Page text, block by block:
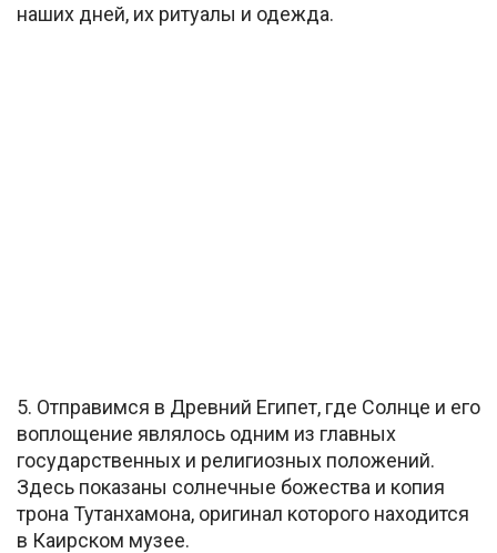
наших дней, их ритуалы и одежда.
5. Отправимся в Древний Египет, где Солнце и его
воплощение являлось одним из главных
государственных и религиозных положений.
Здесь показаны солнечные божества и копия
трона Тутанхамона, оригинал которого находится
в Каирском музее.